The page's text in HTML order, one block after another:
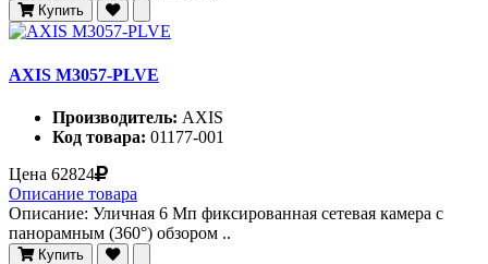
Купить
AXIS M3057-PLVE
Производитель: AXIS
Код товара: 01177-001
Цена 62824
Описание товара
Описание: Уличная 6 Мп фиксированная сетевая камера с
панорамным (360°) обзором ..
Купить